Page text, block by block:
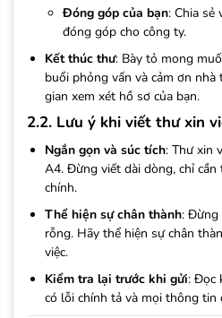
Đóng góp của bạn: Chia sẻ
đóng góp cho công ty.
Kết thúc thư: Bày tỏ mong
buổi phỏng vấn và cảm ơn
gian xem xét hồ sơ của bạn.
2.2. Lưu ý khi viết thư xin
Ngắn gọn và súc tích: Thư xin
A4. Đừng viết dài dòng, chỉ
chính.
Thể hiện sự chân thành: Đừng
rỗng. Hãy thể hiện sự chân
việc.
Kiểm tra lại trước khi gửi: Đọc
có lỗi chính tả và mọi thông tin